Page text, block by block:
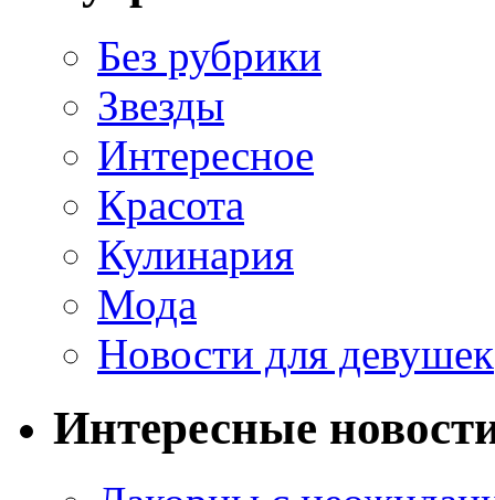
Без рубрики
Звезды
Интересное
Красота
Кулинария
Мода
Новости для девушек
Интересные